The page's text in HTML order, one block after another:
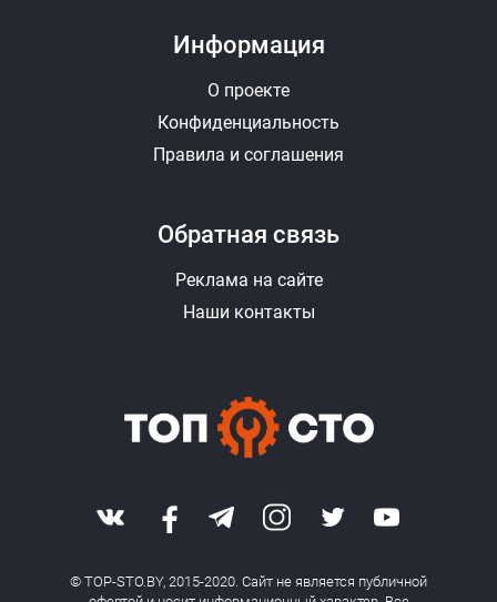
Информация
О проекте
Конфиденциальность
Правила и соглашения
Обратная связь
Реклама на сайте
Наши контакты
© TOP-STO.BY, 2015-2020. Сайт не является публичной